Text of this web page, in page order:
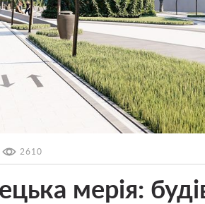
2610
мерія: